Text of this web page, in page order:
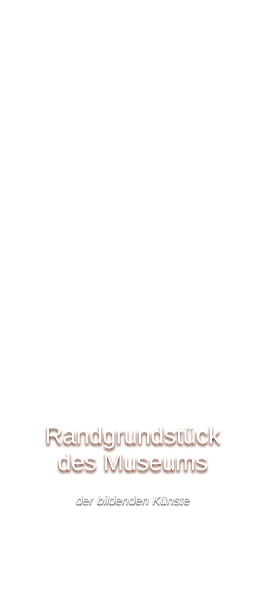
Randgrundstück
des Museums
der bildenden Künste